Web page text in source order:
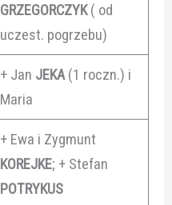
GRZEGORCZYK( od
uczest. pogrzebu)
+ Jan JEKA (1 roczn.) i
Maria
+ Ewa i Zygmunt
KOREJKE; + Stefan
POTRYKUS